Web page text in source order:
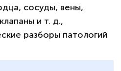
сосуды, вены,
и т. д.,
разборы патологий